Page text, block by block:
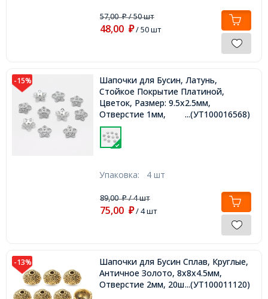
57,00₽/ 50 шт
48,00 ₽/ 50 шт
-15%
Шапочки для Бусин, Латунь,
Стойкое Покрытие Платиной,
Цветок, Размер: 9.5х2.5мм,
Отверстие 1мм,
...(УТ100016568)
Упаковка: 4 шт
89,00₽/ 4 шт
75,00 ₽/ 4 шт
-13%
Шапочки для Бусин Сплав, Круглые,
Античное Золото, 8х8х4.5мм,
Отверстие 2мм, 20шт/упаковка,
...(УТ100011120)